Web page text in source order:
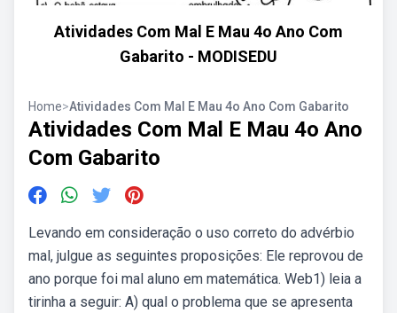
Atividades Com Mal E Mau 4o Ano Com
Gabarito - MODISEDU
Home>Atividades Com Mal E Mau 4o Ano Com Gabarito
Atividades Com Mal E Mau 4o Ano
Com Gabarito
Levando em consideração o uso correto do advérbio
mal, julgue as seguintes proposições: Ele reprovou de
ano porque foi mal aluno em matemática. Web1) leia a
tirinha a seguir: A) qual o problema que se apresenta